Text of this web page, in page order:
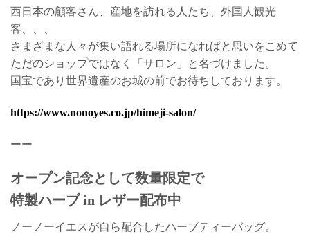
西日本の顧客さん、産地を訪れる人たち、外国人観光
客、、、
さまざまな人々が集い語れる場所になればと思いをこめて
ただのショップではなく「サロン」と名づけました。
国宝であり世界遺産のお城の前でお待ちしております。
https://www.nonoyes.co.jp/himeji-salon/
ーー
オープン記念として数量限定で
特製ハーブ in レザー配布中
ノーノーイエスが自ら配合したハーブティーバッグ。